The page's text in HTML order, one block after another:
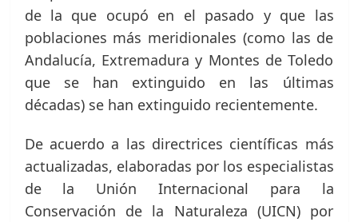
de la que ocupó en el pasado y que las
poblaciones más meridionales (como las de
Andalucía, Extremadura y Montes de Toledo
que se han extinguido en las últimas
décadas) se han extinguido recientemente.
De acuerdo a las directrices científicas más
actualizadas, elaboradas por los especialistas
de la Unión Internacional para la
Conservación de la Naturaleza (UICN) por